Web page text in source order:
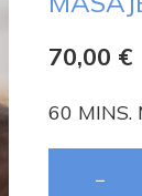
70,00 €
60 MINS.
−